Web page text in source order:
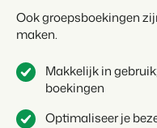
Ook groepsboekingen
maken.
Makkelijk in
boekingen
Optimaliseer je